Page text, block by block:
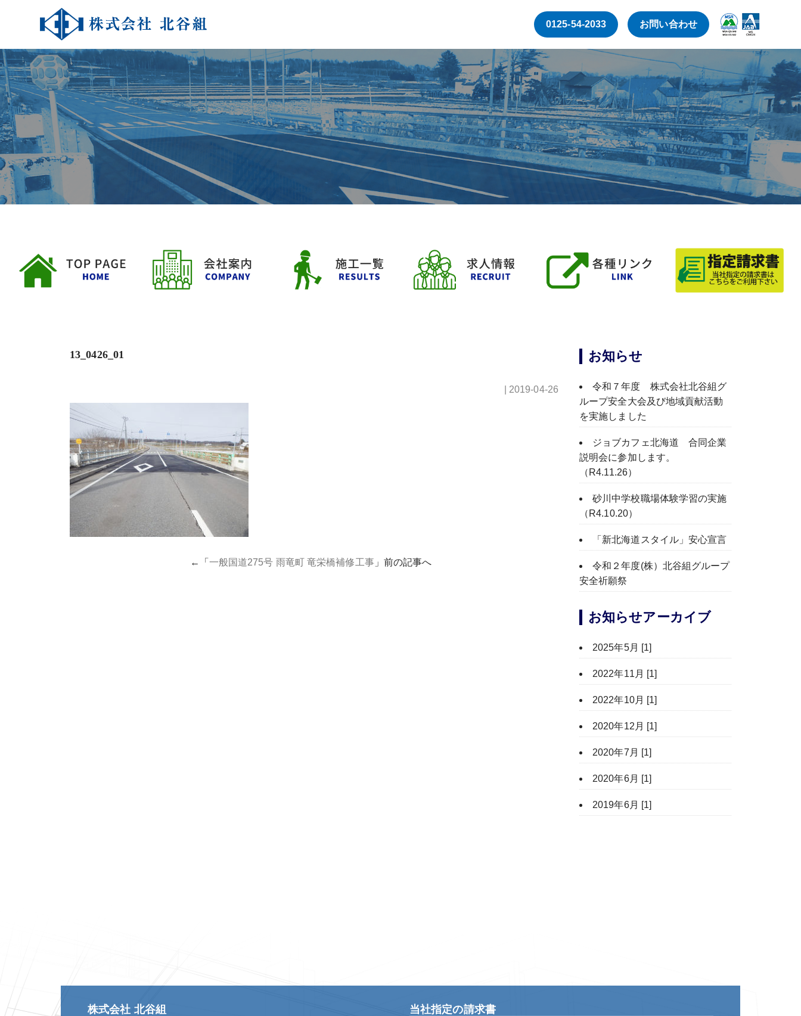
0125-54-2033 お問い合わせ
13_0426_01
| 2019-04-26
←「 一般国道275号 雨竜町 竜栄橋補修工事」前の記事へ
お知らせ
令和７年度 株式会社北谷組グ
ループ安全大会及び地域貢献活動
を実施しました
ジョブカフェ北海道 合同企業
説明会に参加します。
（R4.11.26）
砂川中学校職場体験学習の実施
（R4.10.20）
「新北海道スタイル」安心宣言
令和２年度(株）北谷組グループ
安全祈願祭
お知らせアーカイブ
2025年5月 [1]
2022年11月 [1]
2022年10月 [1]
2020年12月 [1]
2020年7月 [1]
2020年6月 [1]
2019年6月 [1]
株式会社 北谷組 当社指定の請求書